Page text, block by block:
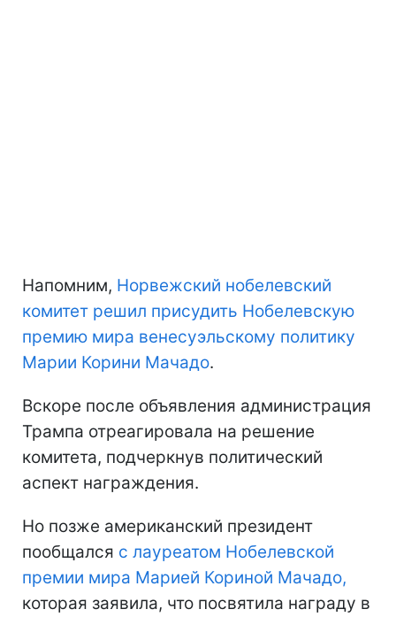
Напомним, Норвежский нобелевский
комитет решил присудить Нобелевскую
премию мира венесуэльскому политику
Марии Корини Мачадо.
Вскоре после объявления администрация
Трампа отреагировала на решение
комитета, подчеркнув политический
аспект награждения.
Но позже американский президент
пообщался с лауреатом Нобелевской
премии мира Марией Кориной Мачадо,
которая заявила, что посвятила награду в